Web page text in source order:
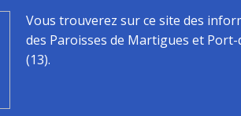
Vous trouverez sur ce site des
des Paroisses de Martigues et
(13).